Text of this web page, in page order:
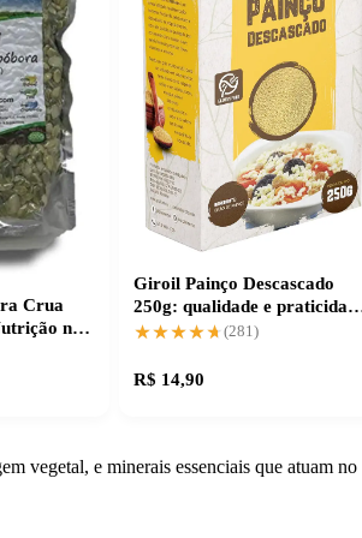
Crua
na
Giroil Painço Descascado
250g: qualidade e
na sua cozinha
★★★★★
★★★★★ (281)
R$ 14,90
vegetal, e minerais essenciais que atuam no